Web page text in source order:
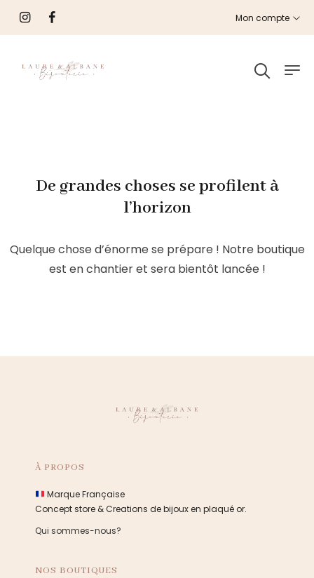
Mon compte
De grandes choses se profilent à
l’horizon
Quelque chose d’énorme se prépare ! Notre boutique
est en chantier et sera bientôt lancée !
À PROPOS
Marque Française
Concept store & Creations de bijoux en plaqué or.
Qui sommes-nous?
NOS BOUTIQUES